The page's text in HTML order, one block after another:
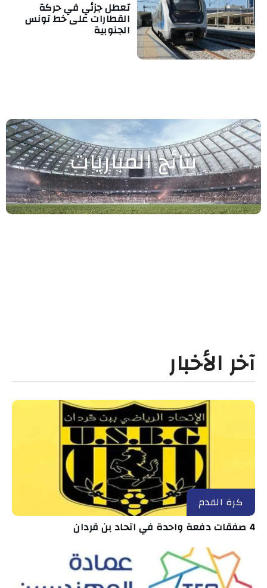
تعطل جزئي في حركة
القطارات على خط تونس
الجنوبية
نتائج المباريات
آخر الأخبار
كرة القدم
4 صفقات دفعة واحدة في اتحاد بن قردان